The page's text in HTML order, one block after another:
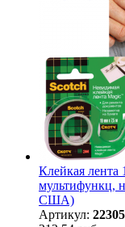
Клейкая лента
мультифункц,
США)
Артикул: